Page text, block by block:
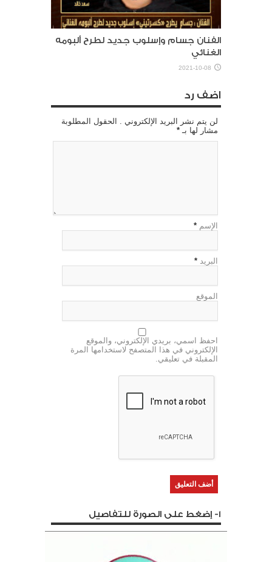
الفنان جسام وإسلوب جديد لطرح ألبومه
الغنائي
2021-10-08
اضف رد
لن يتم نشر البريد الإلكتروني . الحقول المطلوبة
مشار لها بـ *
الإسم *
البريد *
الموقع
احفظ اسمي، بريدي الإلكتروني، والموقع
الإلكتروني في هذا المتصفح لاستخدامها المرة
المقبلة في تعليقي.
1- إضغط على الصورة للتفاصيل